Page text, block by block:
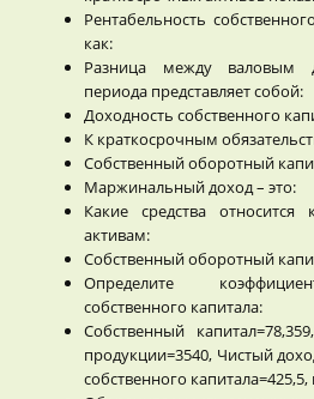
Рентабельность
как:
Разница между валовым
периода представляет собой:
Доходность собственного
К краткосрочным
Собственный оборотный
Маржинальный доход – это:
Какие средства
активам:
Собственный оборотный
Определите
собственного капитала:
Собственный
продукции=3540, Чистый
собственного